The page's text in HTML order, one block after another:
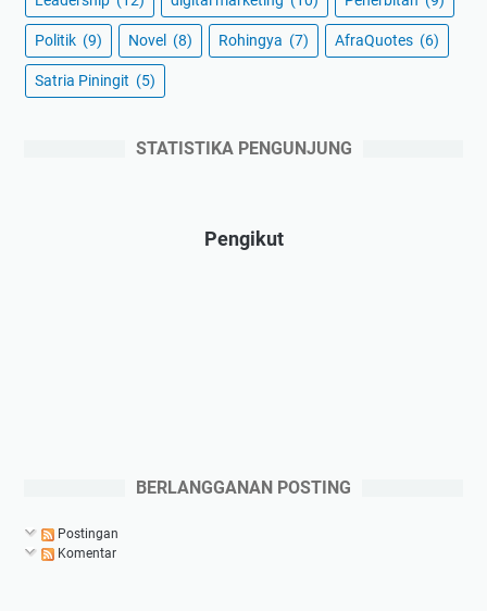
Politik (9) Novel (8) Rohingya (7) AfraQuotes (6)
Satria Piningit (5)
STATISTIKA PENGUNJUNG
Pengikut
BERLANGGANAN POSTING
Postingan
Komentar